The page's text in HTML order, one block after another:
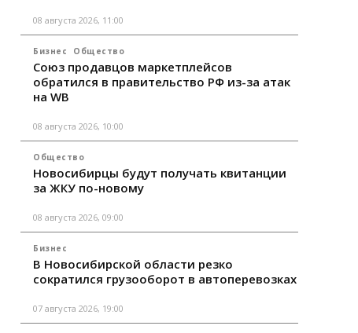
08 августа 2026, 11:00
Бизнес Общество
Союз продавцов маркетплейсов
обратился в правительство РФ из-за атак
на WB
08 августа 2026, 10:00
Общество
Новосибирцы будут получать квитанции
за ЖКУ по-новому
08 августа 2026, 09:00
Бизнес
В Новосибирской области резко
сократился грузооборот в автоперевозках
07 августа 2026, 19:00